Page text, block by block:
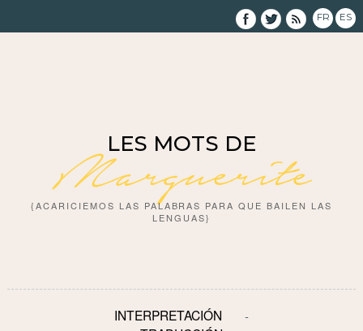
FR ES
LES MOTS DE
Marguerite
{ACARICIEMOS LAS PALABRAS PARA QUE BAILEN LAS
LENGUAS}
INTERPRETACIÓN